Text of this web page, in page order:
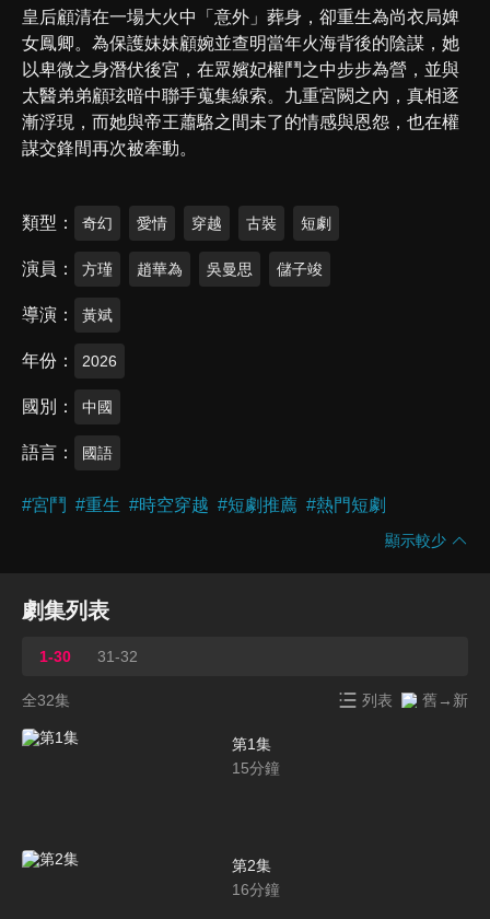
皇后顧清在一場大火中「意外」葬身，卻重生為尚衣局婢
女鳳卿。為保護妹妹顧婉並查明當年火海背後的陰謀，她
以卑微之身潛伏後宮，在眾嬪妃權鬥之中步步為營，並與
太醫弟弟顧玹暗中聯手蒐集線索。九重宮闕之內，真相逐
漸浮現，而她與帝王蕭駱之間未了的情感與恩怨，也在權
謀交鋒間再次被牽動。
類型 奇幻 愛情 穿越 古裝 短劇
演員 方瑾 趙華為 吳曼思 儲子竣
導演 黃斌
年份 2026
國別 中國
語言 國語
#宮鬥 #重生 #時空穿越 #短劇推薦 #熱門短劇
顯示較少
劇集列表
1-30 31-32
全32集 列表 舊→新
第1集
15分鐘
第2集
16分鐘